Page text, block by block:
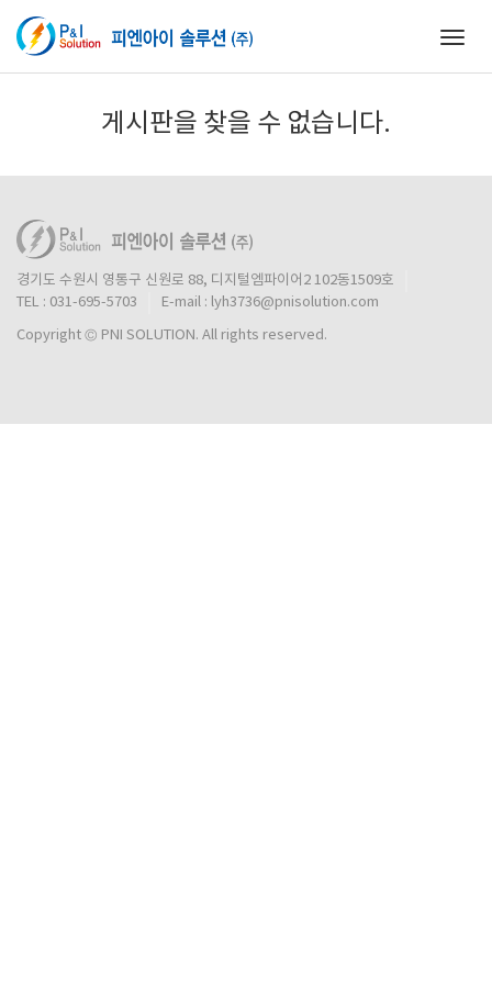
게시판을 찾을 수 없습니다.
경기도 수원시 영통구 신원로 88, 디지털엠파이어2 102동1509호
TEL : 031-695-5703
E-mail : lyh3736@pnisolution.com
Copyright © PNI SOLUTION. All rights reserved.